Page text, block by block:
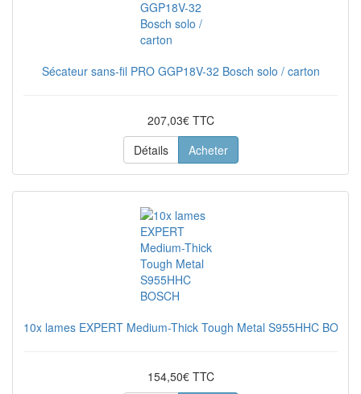
Sécateur sans-fil PRO GGP18V-32 Bosch solo / carton
207,03€ TTC
Détails
Acheter
10x lames EXPERT Medium-Thick Tough Metal S955HHC BOSCH
154,50€ TTC